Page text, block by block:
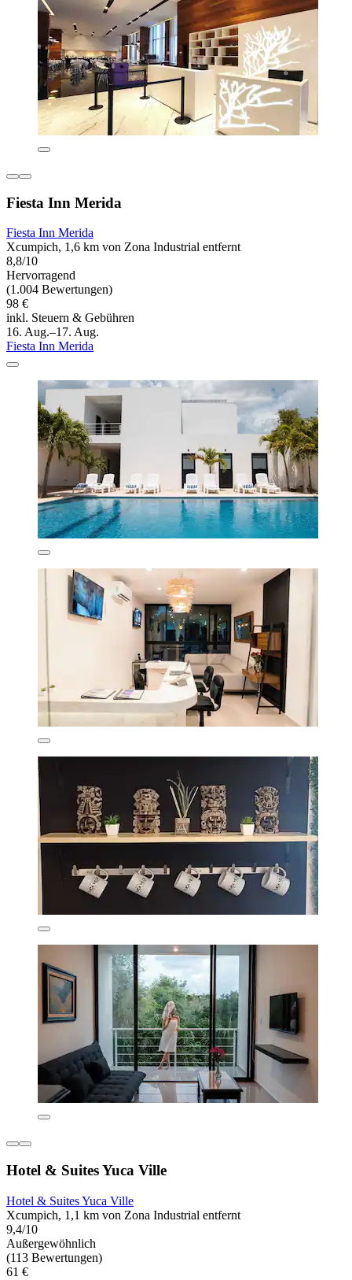
Fiesta Inn Merida
Fiesta Inn Merida
Xcumpich, 1,6 km von Zona Industrial entfernt
8,8/10
Hervorragend
(1.004 Bewertungen)
98 €
inkl. Steuern & Gebühren
16. Aug.–17. Aug.
Fiesta Inn Merida
Hotel & Suites Yuca Ville
Hotel & Suites Yuca Ville
Xcumpich, 1,1 km von Zona Industrial entfernt
9,4/10
Außergewöhnlich
(113 Bewertungen)
61 €